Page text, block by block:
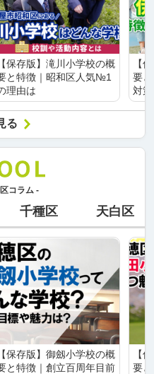
【保存版】滝川小学校の概
と特徴｜昭和区人気№1
理由は
【
要
対
る
コラム -
千種区 天白区
【保存版】御劔小学校の概
と特徴｜創立百周年目前
【
要